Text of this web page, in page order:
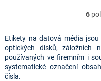
6
Etikety na datová média
optických disků, záložních
používaných ve firemním i
systematické označení
čísla.